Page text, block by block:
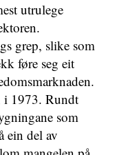
utrulege
grep, slike som
føre seg eit
i 1973. Rundt
som
ein del av